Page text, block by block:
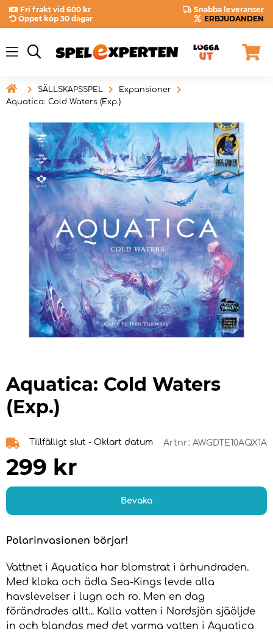
Fri frakt vid 600 kr
Snabba leveranser
Öppet köp 30 dagar
ERBJUDANDEN
 SÄLLSKAPSSPEL
Expansioner
Aquatica: Cold Waters (Exp.)
Aquatica: Cold Waters
(Exp.)
Tillfälligt slut - Oklart datum Artnr: AWGDTE10AQX1A
299 kr
Bevaka
Polarinvasionen börjar!
Vattnet i Aquatica har blomstrat i århundraden.
Med kloka och ädla Sea-Kings levde alla
havslevelser i lugn och ro. Men en dag
förändrades allt... Kalla vatten i Nordsjön sjäöljde
in och blandas med det varma vatten i Aquatica